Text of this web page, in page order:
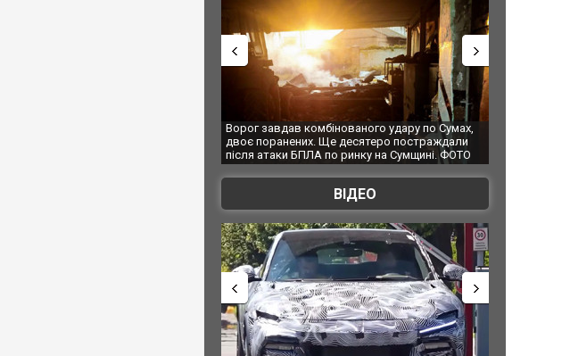
Ворог завдав комбінованого удару по Сумах,
двоє поранених. Ще десятеро постраждали
після атаки БПЛА по ринку на Сумщині. ФОТО
За 2000 кілометрів від кордону з Україною: в
Єкатеринбурзі після атаки дронів загорівся
склад Wildberries. ФОТО. ВІДЕО
ВІДЕО